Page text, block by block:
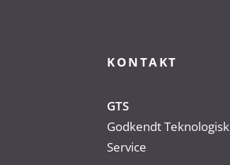
KONTAKT
GTS
Godkendt Teknologisk
Service